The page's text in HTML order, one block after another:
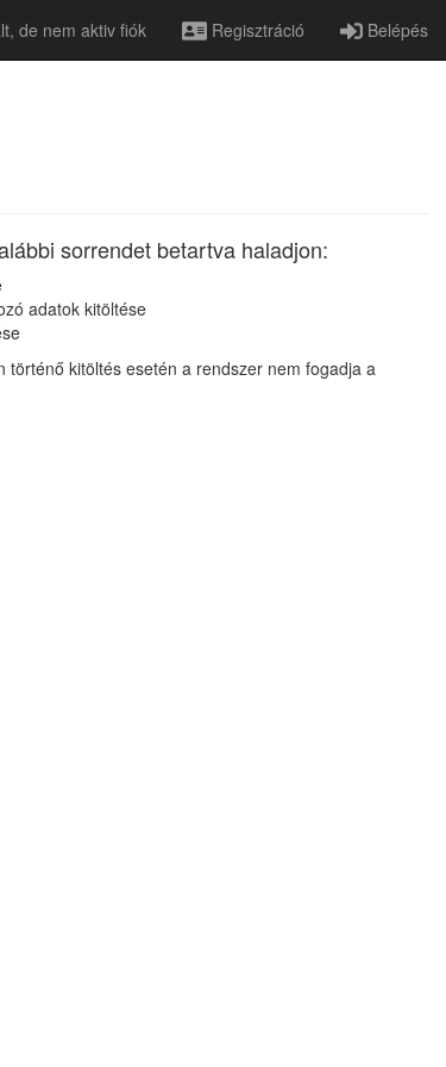
de nem aktiv fiók Regisztráció Belépés
sorrendet betartva haladjon:
adatok kitöltése
kitöltés esetén a rendszer nem fogadja a